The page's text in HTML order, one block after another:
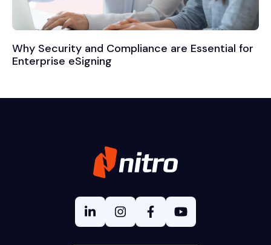
Why Security and Compliance are Essential for
Enterprise eSigning